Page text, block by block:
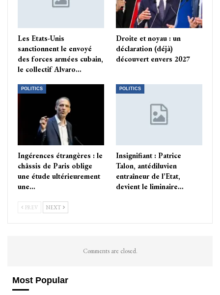
Les Etats-Unis
sanctionnent le envoyé
des forces armées cubain,
le collectif Alvaro…
Droite et noyau : un
déclaration (déjà)
découvert envers 2027
POLITICS
Ingérences étrangères : le
châssis de Paris oblige
une étude ultérieurement
une…
POLITICS
Insignifiant : Patrice
Talon, antédiluvien
entraîneur de l’Etat,
devient le liminaire…
PREV NEXT
Comments are closed.
Most Popular